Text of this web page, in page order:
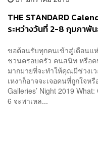
THE STANDARD
ระหว่างวันที่ 2-8 กุมภาพั
ขอต้อนรับทุกคนเข้าสู่เดือนแ
ชวนครอบครัว คนสนิท หรือค
มากมายที่จะทำให้คุณมีช่วงเ
เหงาก็อาจจะเจอคนที่ถูกใจ
Galleries’ Night 2019
6 จะพาเหล...